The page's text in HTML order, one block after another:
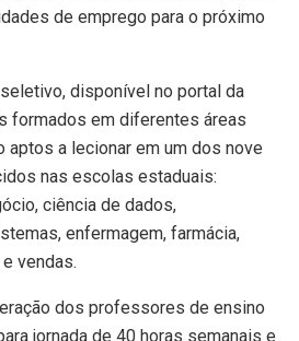
de emprego para o próximo
disponível no portal da
formados em diferentes áreas
aptos a lecionar em um dos nove
nas escolas estaduais:
ciência de dados,
enfermagem, farmácia,
vendas.
dos professores de ensino
jornada de 40 horas semanais e